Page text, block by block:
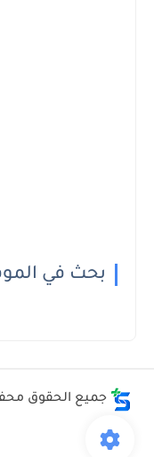
بحث في
جميع الحقوق